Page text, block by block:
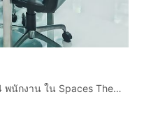
พื้นที่ออฟฟิศที่ออกแบบอย่างสวยงามสำหรับ 4 พนักงาน ใน Spaces The OfficePlus